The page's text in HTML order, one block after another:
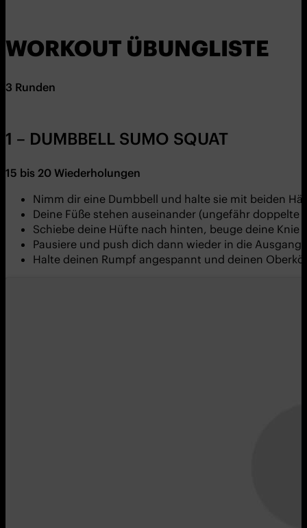
WORKOUT ÜBUNGLISTE
3 Runden
1 – DUMBBELL SUMO SQUAT
15 bis 20 Wiederholungen
Nimm dir eine Dumbbell und halte sie mit beiden
Deine Füße stehen auseinander (ungefähr
Schiebe deine Hüfte nach hinten, beuge deine
Pausiere und push dich dann wieder in die
Halte deinen Rumpf angespannt und deinen